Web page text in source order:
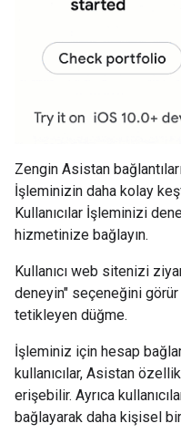
Zengin Asistan
İşleminizin daha kolay
Kullanıcılar İşleminizi
hizmetinize bağlayın.
Kullanıcı web sitenizi
deneyin" seçeneğini görür
tetikleyen düğme.
İşleminiz için hesap
kullanıcılar, Asistan
erişebilir. Ayrıca
bağlayarak daha kişisel